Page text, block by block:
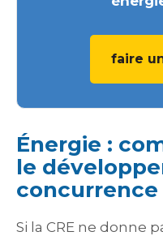
faire
Énergie :
le
concurrence
Si la CRE ne donne